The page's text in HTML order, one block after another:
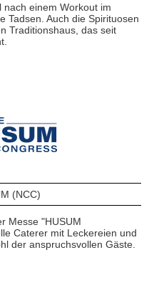
nach einem Workout im
Tadsen. Auch die Spirituosen
Traditionshaus, das seit
(NCC)
Messe "HUSUM
Caterer mit Leckereien und
der anspruchsvollen Gäste.